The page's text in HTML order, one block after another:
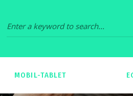
MOBIL-TABLET